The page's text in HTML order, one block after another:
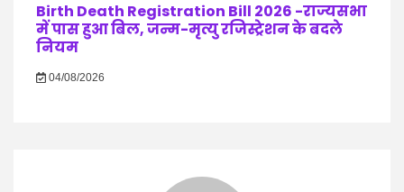
Birth Death Registration Bill 2026 -राज्यसभा
में पास हुआ बिल, जन्म-मृत्यु रजिस्ट्रेशन के बदले
नियम
04/08/2026